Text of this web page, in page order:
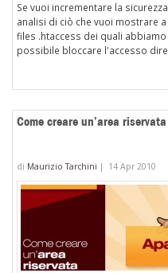
Se vuoi incrementare la
analisi di ciò che vuoi mostrare
files .htaccess dei quali
possibile bloccare l'accesso
Come creare un’area
di Maurizio Tarchini | 14 Apr 2010